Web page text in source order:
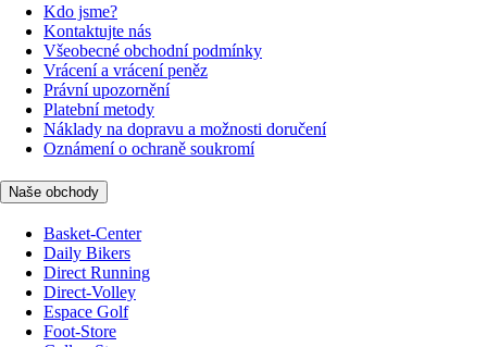
Kdo jsme?
Kontaktujte nás
Všeobecné obchodní podmínky
Vrácení a vrácení peněz
Právní upozornění
Platební metody
Náklady na dopravu a možnosti doručení
Oznámení o ochraně soukromí
Naše obchody
Basket-Center
Daily Bikers
Direct Running
Direct-Volley
Espace Golf
Foot-Store